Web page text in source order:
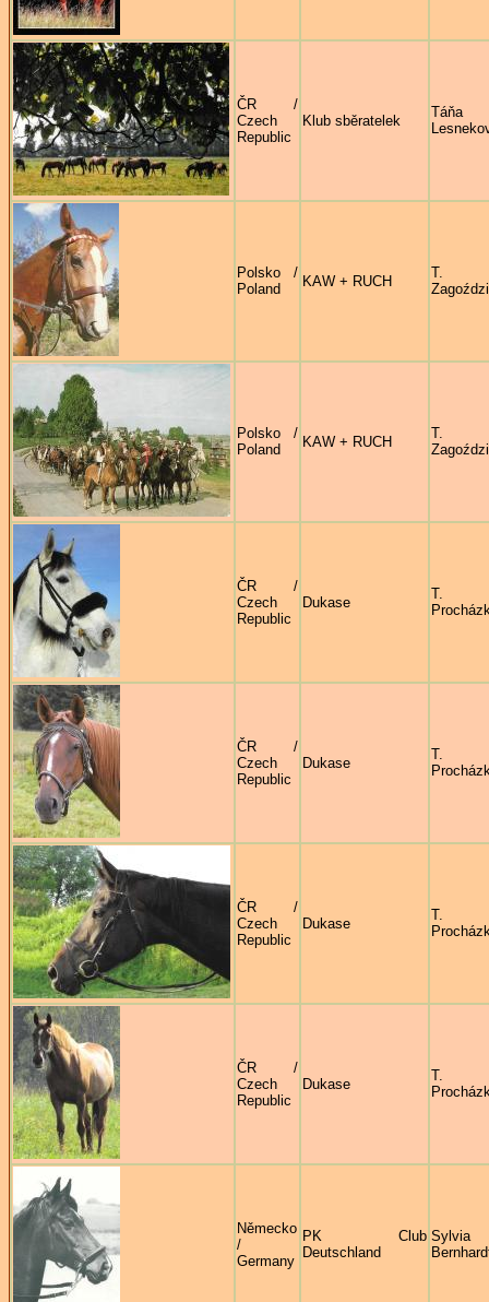
ČR /
Czech
Republic
Klub sběratelek
Táňa
Polsko /
Poland
KAW + RUCH
T.
Polsko /
Poland
KAW + RUCH
T.
ČR /
Czech
Republic
Dukase
T.
ČR /
Czech
Republic
Dukase
T.
ČR /
Czech
Republic
Dukase
T.
ČR /
Czech
Republic
Dukase
T.
Německo
/
Germany
PK Club
Deutschland
Sylvia